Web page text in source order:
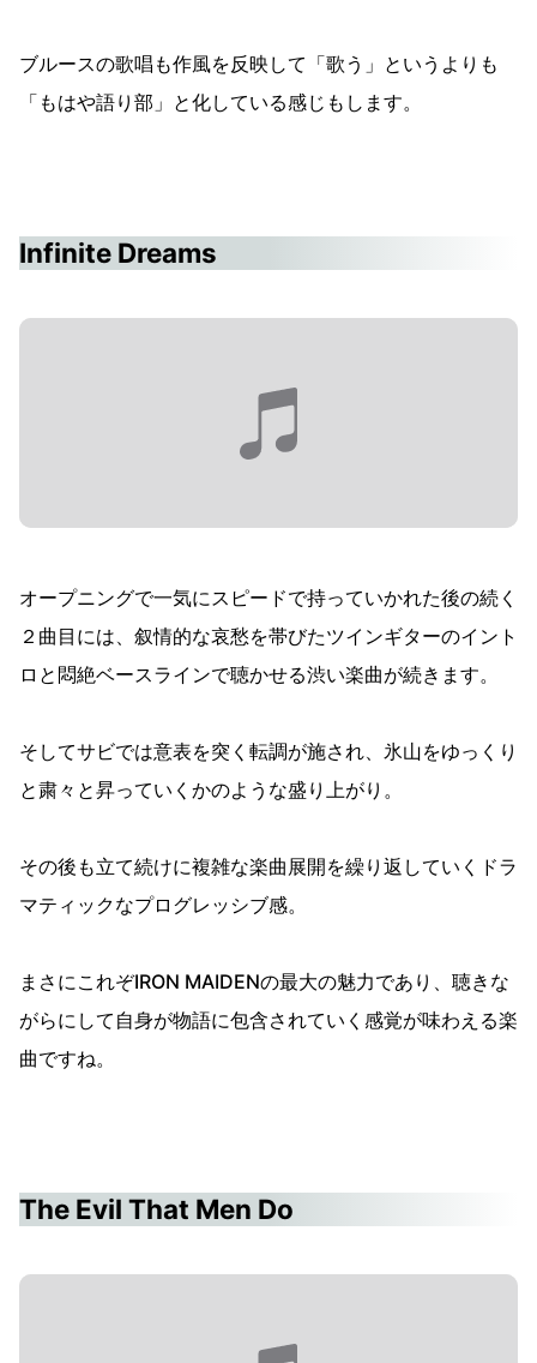
ブルースの歌唱も作風を反映して「歌う」というよりも
「もはや語り部」と化している感じもします。
Infinite Dreams
オープニングで一気にスピードで持っていかれた後の続く
２曲目には、叙情的な哀愁を帯びたツインギターのイント
ロと悶絶ベースラインで聴かせる渋い楽曲が続きます。
そしてサビでは意表を突く転調が施され、氷山をゆっくり
と粛々と昇っていくかのような盛り上がり。
その後も立て続けに複雑な楽曲展開を繰り返していくドラ
マティックなプログレッシブ感。
まさにこれぞIRON MAIDENの最大の魅力であり、聴きな
がらにして自身が物語に包含されていく感覚が味わえる楽
曲ですね。
The Evil That Men Do